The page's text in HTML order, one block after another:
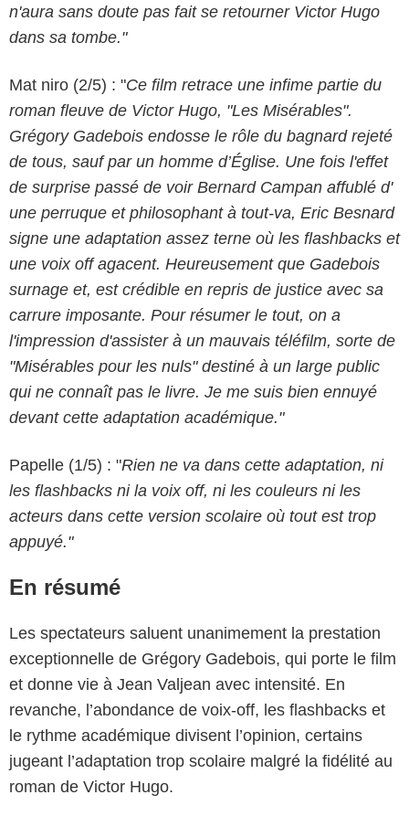
n'aura sans doute pas fait se retourner Victor Hugo
dans sa tombe."
Mat niro (2/5) : "Ce film retrace une infime partie du
roman fleuve de Victor Hugo, "Les Misérables".
Grégory Gadebois endosse le rôle du bagnard rejeté
de tous, sauf par un homme d’Église. Une fois l'effet
de surprise passé de voir Bernard Campan affublé d'
une perruque et philosophant à tout-va, Eric Besnard
signe une adaptation assez terne où les flashbacks et
une voix off agacent. Heureusement que Gadebois
surnage et, est crédible en repris de justice avec sa
carrure imposante. Pour résumer le tout, on a
l'impression d'assister à un mauvais téléfilm, sorte de
"Misérables pour les nuls" destiné à un large public
qui ne connaît pas le livre. Je me suis bien ennuyé
devant cette adaptation académique."
Papelle (1/5) : "Rien ne va dans cette adaptation, ni
les flashbacks ni la voix off, ni les couleurs ni les
acteurs dans cette version scolaire où tout est trop
appuyé."
En résumé
Les spectateurs saluent unanimement la prestation
exceptionnelle de Grégory Gadebois, qui porte le film
et donne vie à Jean Valjean avec intensité. En
revanche, l’abondance de voix-off, les flashbacks et
le rythme académique divisent l’opinion, certains
jugeant l’adaptation trop scolaire malgré la fidélité au
roman de Victor Hugo.